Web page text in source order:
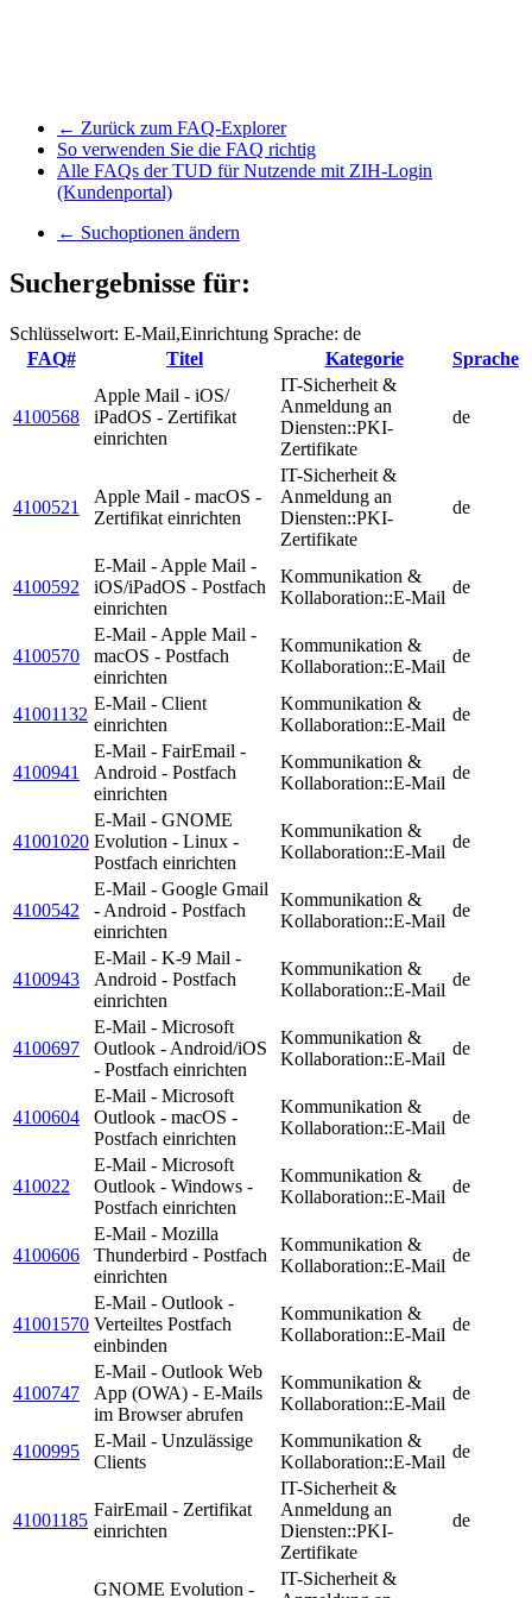
← Zurück zum FAQ-Explorer
So verwenden Sie die FAQ richtig
Alle FAQs der TUD für Nutzende mit ZIH-Login
(Kundenportal)
← Suchoptionen ändern
Suchergebnisse für:
Schlüsselwort: E-Mail,Einrichtung Sprache: de
FAQ#
Titel Kategorie Sprache
4100568
Apple Mail - iOS/
iPadOS - Zertifikat
einrichten
IT-Sicherheit &
Anmeldung an
Diensten::PKI-
Zertifikate
de
4100521
Apple Mail - macOS -
Zertifikat einrichten
IT-Sicherheit &
Anmeldung an
Diensten::PKI-
Zertifikate
de
4100592
E-Mail - Apple Mail -
iOS/iPadOS - Postfach
einrichten
Kommunikation &
Kollaboration::E-Mail
de
4100570
E-Mail - Apple Mail -
macOS - Postfach
einrichten
Kommunikation &
Kollaboration::E-Mail
de
41001132
E-Mail - Client
einrichten
Kommunikation &
Kollaboration::E-Mail
de
4100941
E-Mail - FairEmail -
Android - Postfach
einrichten
Kommunikation &
Kollaboration::E-Mail
de
41001020
E-Mail - GNOME
Evolution - Linux -
Postfach einrichten
Kommunikation &
Kollaboration::E-Mail
de
4100542
E-Mail - Google Gmail
- Android - Postfach
einrichten
Kommunikation &
Kollaboration::E-Mail
de
4100943
E-Mail - K-9 Mail -
Android - Postfach
einrichten
Kommunikation &
Kollaboration::E-Mail
de
4100697
E-Mail - Microsoft
Outlook - Android/iOS
- Postfach einrichten
Kommunikation &
Kollaboration::E-Mail
de
4100604
E-Mail - Microsoft
Outlook - macOS -
Postfach einrichten
Kommunikation &
Kollaboration::E-Mail
de
410022
E-Mail - Microsoft
Outlook - Windows -
Postfach einrichten
Kommunikation &
Kollaboration::E-Mail
de
4100606
E-Mail - Mozilla
Thunderbird - Postfach
einrichten
Kommunikation &
Kollaboration::E-Mail
de
41001570
E-Mail - Outlook -
Verteiltes Postfach
einbinden
Kommunikation &
Kollaboration::E-Mail
de
4100747
E-Mail - Outlook Web
App (OWA) - E-Mails
im Browser abrufen
Kommunikation &
Kollaboration::E-Mail
de
4100995
E-Mail - Unzulässige
Clients
Kommunikation &
Kollaboration::E-Mail
de
41001185
FairEmail - Zertifikat
einrichten
IT-Sicherheit &
Anmeldung an
Diensten::PKI-
Zertifikate
de
GNOME Evolution -
IT-Sicherheit &